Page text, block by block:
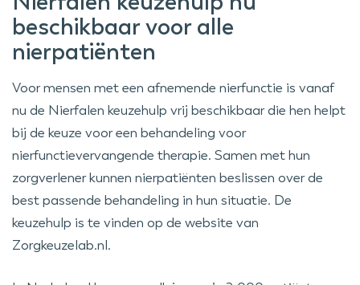
beschikbaar voor alle
nierpatiënten
Voor mensen met een afnemende nierfunctie is vanaf
nu de Nierfalen keuzehulp vrij beschikbaar die hen helpt
bij de keuze voor een behandeling voor
nierfunctievervangende therapie. Samen met hun
zorgverlener kunnen nierpatiënten beslissen over de
best passende behandeling in hun situatie. De
keuzehulp is te vinden op de website van
Zorgkeuzelab.nl.